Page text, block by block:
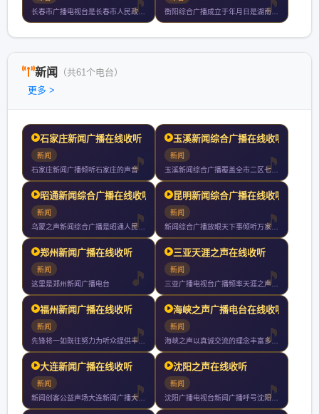
长春市广播电视台是长春市人民政府直属正局级事业单位归口中共长
衡阳综合广播成立于年月日是湖南个市州中创办历史最悠久唯一没有
新闻
（共61个电台）
更多 >
石家庄新闻广播在线收听
新闻
石家庄新闻广播倾听石家庄的声音
玉溪新闻综合广播在线收听
新闻
玉溪新闻综合广播覆盖全市二区七县以上人口节目包括新闻类社教类
昭通新闻综合广播在线收听
新闻
乌蒙之声新闻综合广播是昭通人民广播电台的主频率整套节目以新闻
昆明新闻综合广播在线收听
新闻
新闻综合广播放眼天下事倾听万家声昆明广播电视台主频率新闻综合
郑州新闻广播在线收听
新闻
这里是郑州新闻广播电台
三亚天涯之声在线收听
新闻
三亚广播电视台广播频率天涯之声在三亚播出的频率为全天小时播音
福州新闻广播在线收听
新闻
先锋将一如既往努力为听众提供丰富多彩的广播节目热情为广告客户
海峡之声广播电台在线收听
新闻
海峡之声以真诚交流的理念丰富多彩的内容活泼多样的形式收到两岸
大连新闻广播在线收听
新闻
新闻创客公益声场大连新闻广播大连主频率声音梦工场同步我们的城
沈阳之声在线收听
新闻
沈阳广播电视台新闻广播呼号沈阳之声是沈阳地区核心新闻广播频率